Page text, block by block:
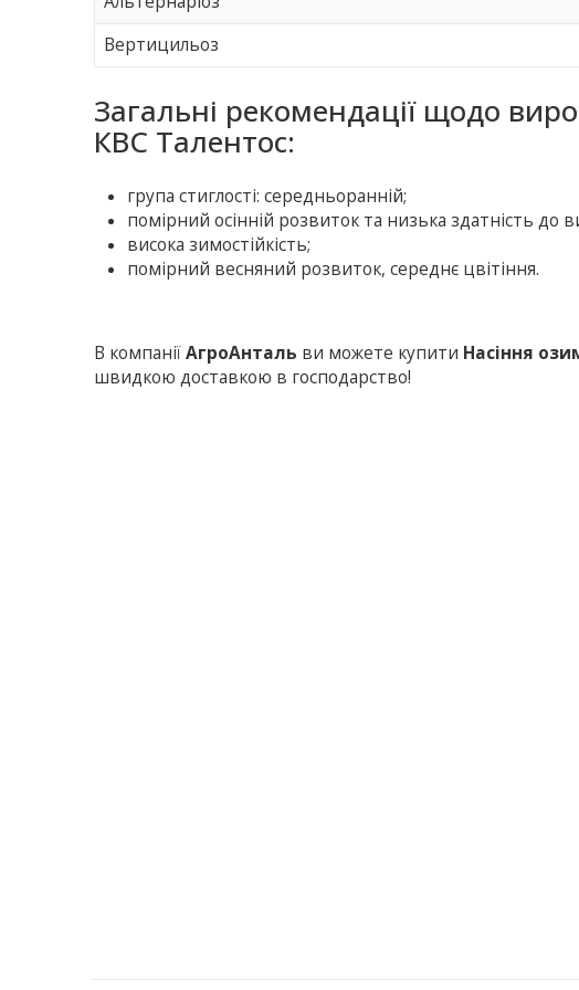
Вертицильоз
Загальні рекомендації щодо
КВС Талентос:
група стиглості: середньоранній;
помірний осінній розвиток та низька здатність до
висока зимостійкість;
помірний весняний розвиток, середнє цвітіння.
В компаніїАгроАнталь ви можете купити Насіння
швидкою доставкою в господарство!